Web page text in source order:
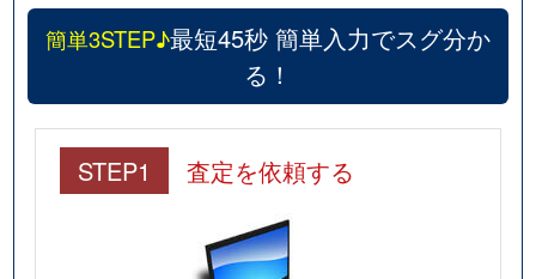
簡単3STEP♪最短45秒 簡単入力でスグ分か
る！
STEP1 査定を依頼する